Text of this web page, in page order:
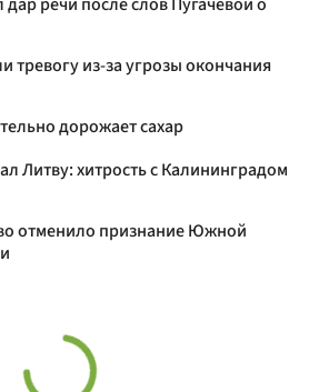
тревогу из-за угрозы окончания
дорожает сахар
Литву: хитрость с Калининградом
отменило признание Южной